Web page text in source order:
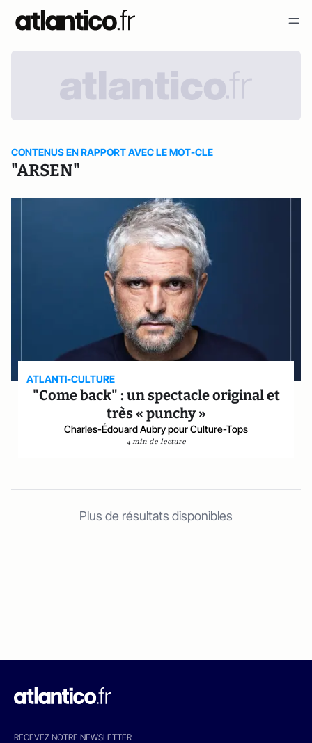
CONTENUS EN RAPPORT AVEC LE MOT-CLE
"ARSEN"
ATLANTI-CULTURE
"Come back" : un spectacle original et
très « punchy »
Charles-Édouard Aubry pour Culture-Tops
4 min de lecture
Plus de résultats disponibles
RECEVEZ NOTRE NEWSLETTER